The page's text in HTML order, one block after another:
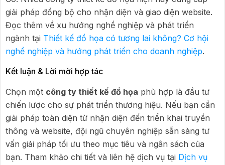
giải pháp đồng bộ cho nhận diện và giao diện website.
Đọc thêm về xu hướng nghề nghiệp và phát triển
ngành tại Thiết kế đồ họa có tương lai không? Cơ hội
nghề nghiệp và hướng phát triển cho doanh nghiệp.
Kết luận & Lời mời hợp tác
Chọn một công ty thiết kế đồ họa phù hợp là đầu tư
chiến lược cho sự phát triển thương hiệu. Nếu bạn cần
giải pháp toàn diện từ nhận diện đến triển khai truyền
thông và website, đội ngũ chuyên nghiệp sẵn sàng tư
vấn giải pháp tối ưu theo mục tiêu và ngân sách của
bạn. Tham khảo chi tiết và liên hệ dịch vụ tại Dịch vụ